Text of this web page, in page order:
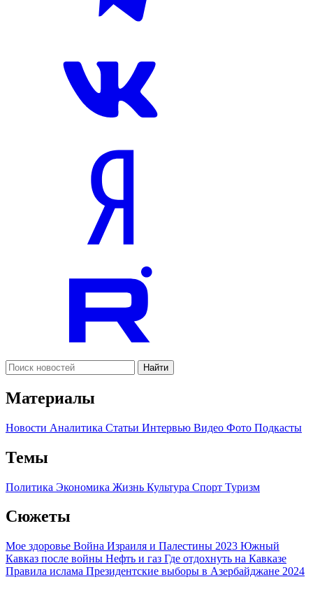
Найти
Материалы
Новости Аналитика Статьи Интервью Видео Фото Подкасты
Темы
Политика Экономика Жизнь Культура Спорт Туризм
Сюжеты
Мое здоровье Война Израиля и Палестины 2023 Южный
Кавказ после войны Нефть и газ Где отдохнуть на Кавказе
Правила ислама Президентские выборы в Азербайджане 2024